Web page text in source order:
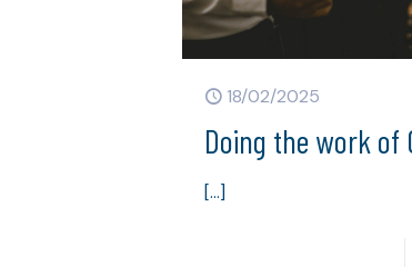
18/02/2025
Doing the work of
[…]